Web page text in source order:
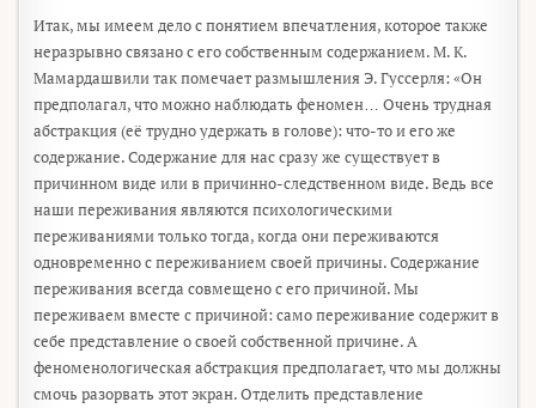
Итак, мы имеем дело с понятием впечатления, которое также
неразрывно связано с его собственным содержанием. М. К.
Мамардашвили так помечает размышления Э. Гуссерля: «Он
предполагал, что можно наблюдать феномен… Очень трудная
абстракция (её трудно удержать в голове): что-то и его же
содержание. Содержание для нас сразу же существует в
причинном виде или в причинно-следственном виде. Ведь все
наши переживания являются психологическими
переживаниями только тогда, когда они переживаются
одновременно с переживанием своей причины. Содержание
переживания всегда совмещено с его причиной. Мы
переживаем вместе с причиной: само переживание содержит в
себе представление о своей собственной причине. А
феноменологическая абстракция предполагает, что мы должны
смочь разорвать этот экран. Отделить представление